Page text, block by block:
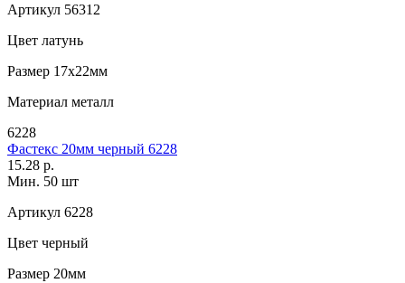
Артикул 56312
Цвет латунь
Размер 17х22мм
Материал металл
6228
Фастекс 20мм черный 6228
15.28 р.
Мин. 50 шт
Артикул 6228
Цвет черный
Размер 20мм